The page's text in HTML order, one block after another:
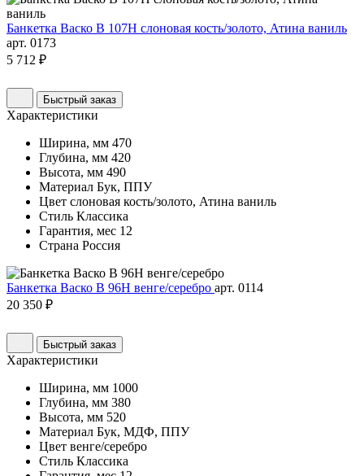
Банкетка Васко В 107Н слоновая кость/золото, Атина ваниль
арт. 0173
5 712 ₽
Быстрый заказ
Характеристики
Ширина, мм 470
Глубина, мм 420
Высота, мм 490
Материал Бук, ППУ
Цвет слоновая кость/золото, Атина ваниль
Стиль Классика
Гарантия, мес 12
Страна Россия
Банкетка Васко В 96Н венге/серебро арт. 0114
20 350 ₽
Быстрый заказ
Характеристики
Ширина, мм 1000
Глубина, мм 380
Высота, мм 520
Материал Бук, МДФ, ППУ
Цвет венге/серебро
Стиль Классика